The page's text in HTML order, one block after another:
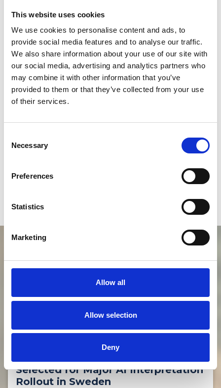
This website uses cookies
We use cookies to personalise content and ads, to
provide social media features and to analyse our traffic.
We also share information about your use of our site with
our social media, advertising and analytics partners who
may combine it with other information that you’ve
provided to them or that they’ve collected from your use
of their services.
Selection
Necessary
Preferences
Statistics
Marketing
Allow all
Allow selection
Deny
Great news from Swecare member
Selected for Major AI Interpretation
Rollout in Sweden